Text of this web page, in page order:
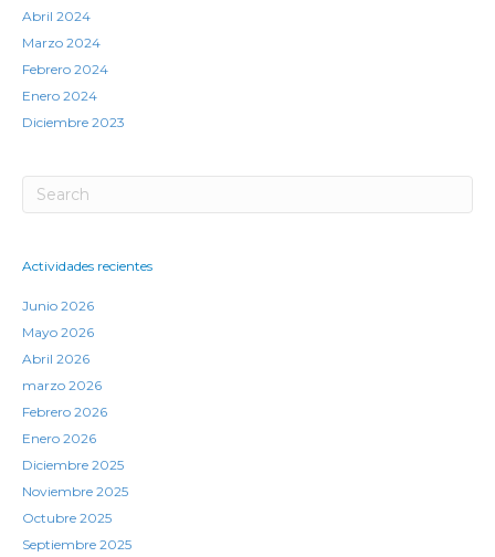
Abril 2024
Marzo 2024
Febrero 2024
Enero 2024
Diciembre 2023
Actividades recientes
Junio 2026
Mayo 2026
Abril 2026
marzo 2026
Febrero 2026
Enero 2026
Diciembre 2025
Noviembre 2025
Octubre 2025
Septiembre 2025